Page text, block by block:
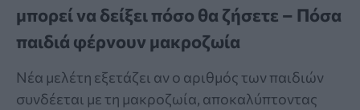
μπορεί να δείξει πόσο θα ζήσετε – Πόσα
παιδιά φέρνουν μακροζωία
Νέα μελέτη εξετάζει αν ο αριθμός των παιδιών
συνδέεται με τη μακροζωία, αποκαλύπτοντας